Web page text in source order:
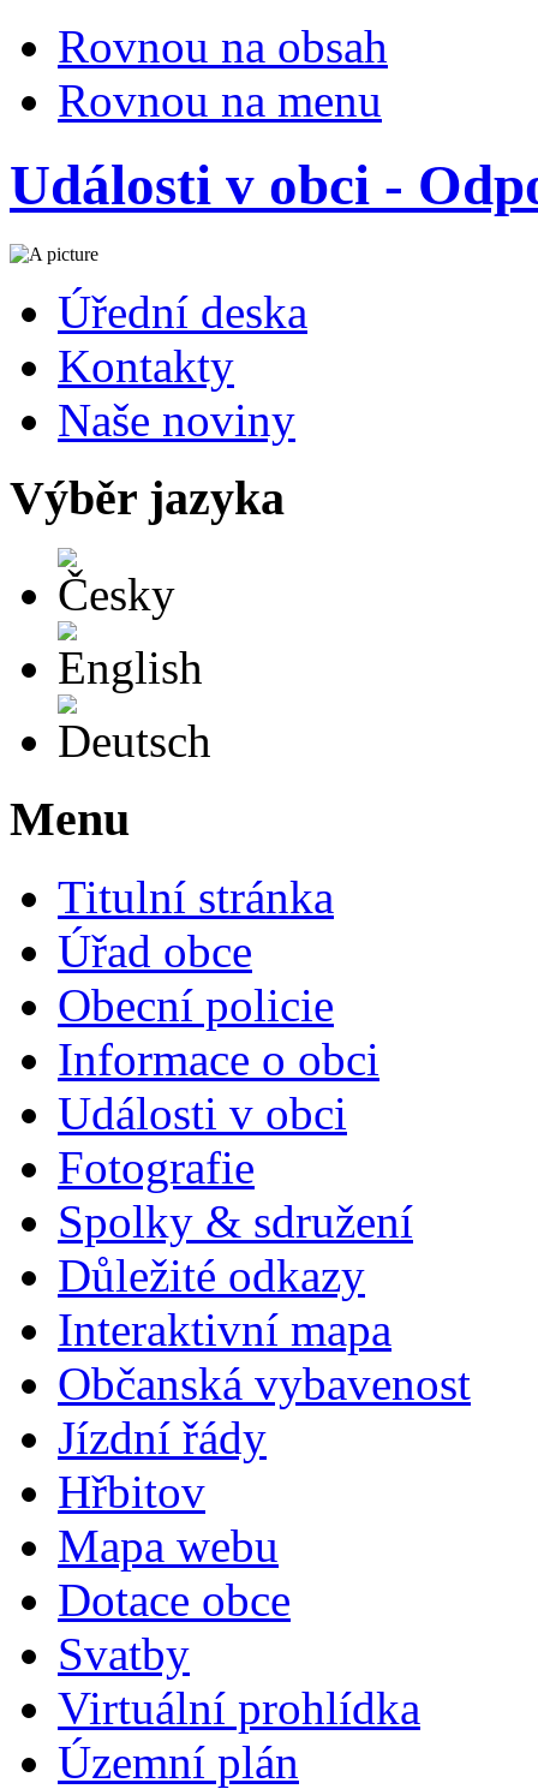
Rovnou na obsah
Rovnou na menu
Události v obci -
Úřední deska
Kontakty
Naše noviny
Výběr jazyka
Menu
Titulní stránka
Úřad obce
Obecní policie
Informace o obci
Události v obci
Fotografie
Spolky & sdružení
Důležité odkazy
Interaktivní mapa
Občanská vybavenost
Jízdní řády
Hřbitov
Mapa webu
Dotace obce
Svatby
Virtuální prohlídka
Územní plán